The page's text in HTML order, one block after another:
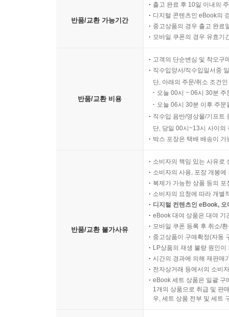
반품/교환 가능기간
출고 완료 후 10일 이내의
디지털 콘텐츠인 eBook의
중고상품의 경우 출고 완료
모바일 쿠폰의 경우 유효기
반품/교환 비용
고객의 단순변심 및 착오구
직수입양서/직수입일서중
단, 아래의 주문/취소 조건
오늘 00시 ~ 06시 30분
오늘 06시 30분 이후 주
직수입 음반/영상물/기프트
단, 당일 00시~13시 사이의
박스 포장은 택배 배송이
반품/교환 불가사유
소비자의 책임 있는 사유로
소비자의 사용, 포장 개봉
복제가 가능한 상품 등의
소비자의 요청에 따라 개별
디지털 컨텐츠인 eBook,
eBook 대여 상품은 대여 기
모바일 쿠폰 등록 후 취소/
중고상품이 구매확정(자동
LP상품의 재생 불량 원인
시간의 경과에 의해 재판매
전자상거래 등에서의 소비
eBook 세트 상품은 일괄 구
1개의 상품으로 취급 및 판
우, 세트 상품 전부 및 세트